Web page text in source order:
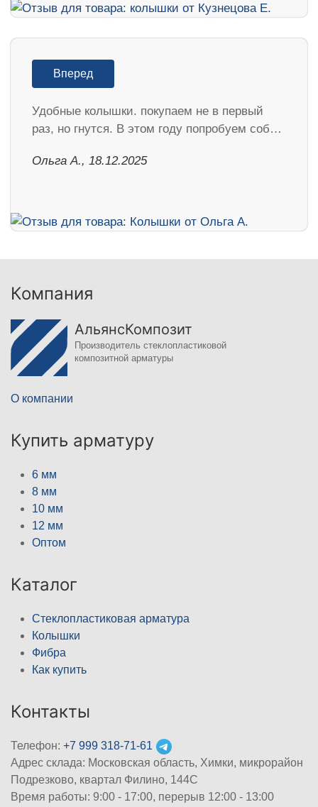
Вперед
Удобные колышки. покупаем не в первый
раз, но гнутся. В этом году попробуем соб…
Ольга А., 18.12.2025
Компания
АльянсКомпозит
Производитель стеклопластиковой
композитной арматуры
О компании
Купить арматуру
6 мм
8 мм
10 мм
12 мм
Оптом
Каталог
Стеклопластиковая арматура
Колышки
Фибра
Как купить
Контакты
Телефон: +7 999 318-71-61
Адрес склада: Московская область, Химки, микрорайон
Подрезково, квартал Филино, 144С
Время работы: 9:00 - 17:00, перерыв 12:00 - 13:00